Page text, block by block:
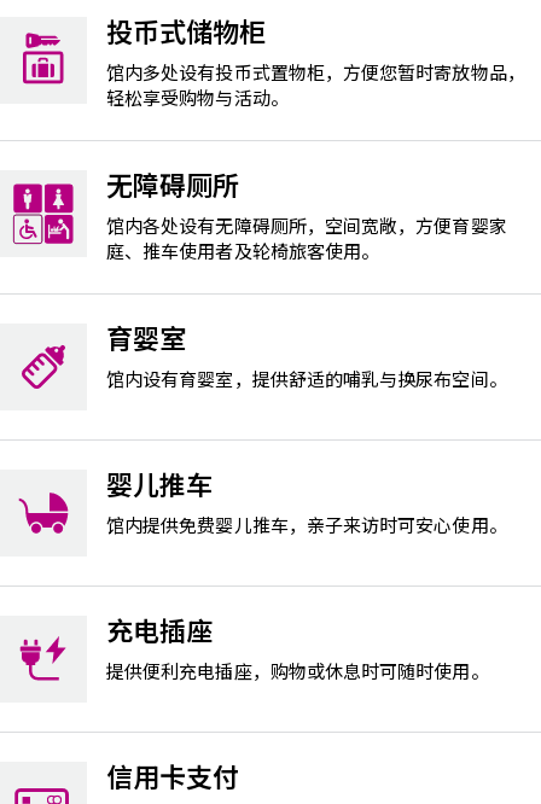
投币式储物柜
馆内多处设有投币式置物柜，方便您暂时寄放物品，
轻松享受购物与活动。
无障碍厕所
馆内各处设有无障碍厕所，空间宽敞，方便育婴家
庭、推车使用者及轮椅旅客使用。
育婴室
馆内设有育婴室，提供舒适的哺乳与换尿布空间。
婴儿推车
馆内提供免费婴儿推车，亲子来访时可安心使用。
充电插座
提供便利充电插座，购物或休息时可随时使用。
信用卡支付